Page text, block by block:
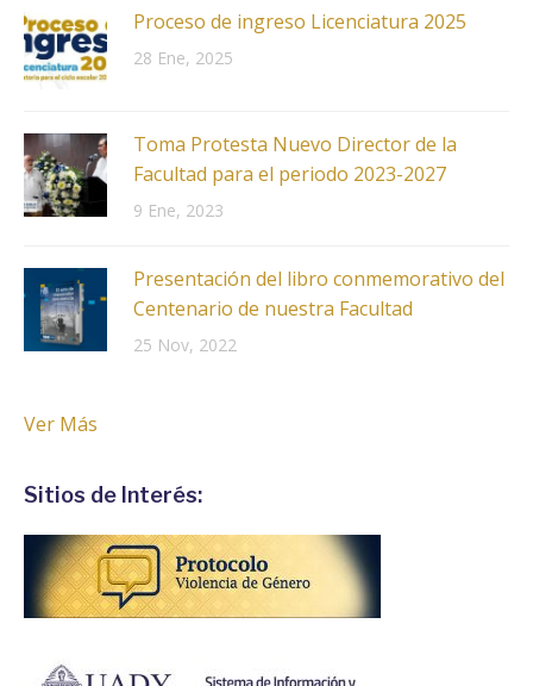
Proceso de ingreso Licenciatura 2025
28 Ene, 2025
Toma Protesta Nuevo Director de la
Facultad para el periodo 2023-2027
9 Ene, 2023
Presentación del libro conmemorativo del
Centenario de nuestra Facultad
25 Nov, 2022
Ver Más
Sitios de Interés: